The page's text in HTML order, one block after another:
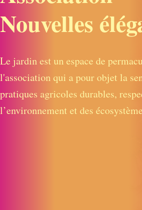
Nouvelles
Le jardin est un espace de
l'association qui a pour objet la
pratiques agricoles durables,
l’environnement et des